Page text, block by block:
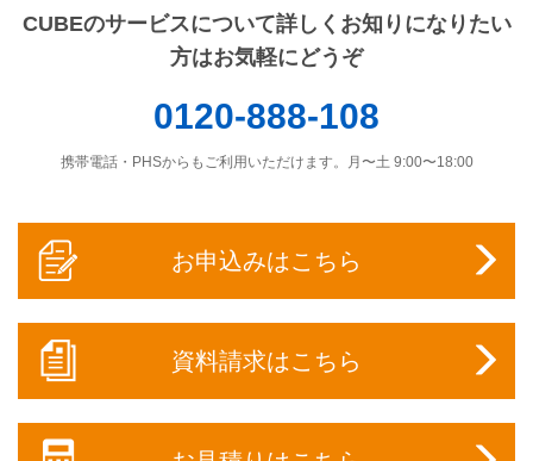
CUBEのサービスについて詳しくお知りになりたい
方はお気軽にどうぞ
0120-888-108
携帯電話・PHSからもご利用いただけます。月〜土 9:00〜18:00
お申込みはこちら
資料請求はこちら